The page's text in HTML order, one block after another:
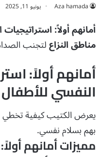
Aza hamada يونيو 11, 2025
أمانهم أولاً:
مناطق النزاعلتجنب
أمانهم أولاً:
النفسي
يعرض الكتيب كيفية تخطي
بهم بسلام نفسي.
مميزات أمانهم